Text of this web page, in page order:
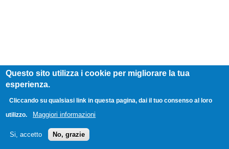
Questo sito utilizza i cookie per migliorare la tua
esperienza.
Cliccando su qualsiasi link in questa pagina, dai il tuo consenso al loro
utilizzo.
Maggiori informazioni
Si, accetto No, grazie